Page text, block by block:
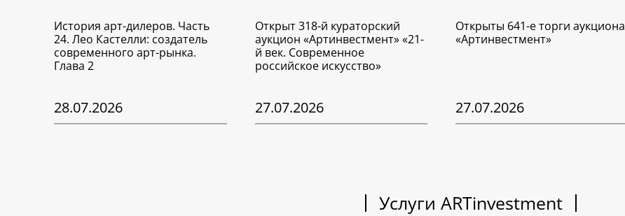
История арт-дилеров. Часть
24. Лео Кастелли: создатель
современного арт-рынка.
Глава 2
28.07.2026
Открыт 318-й кураторский
аукцион «Артинвестмент» «21-
й век. Современное
российское искусство»
27.07.2026
Открыты 641-е торги аукциона
«Артинвестмент»
27.07.2026
Услуги ARTinvestment